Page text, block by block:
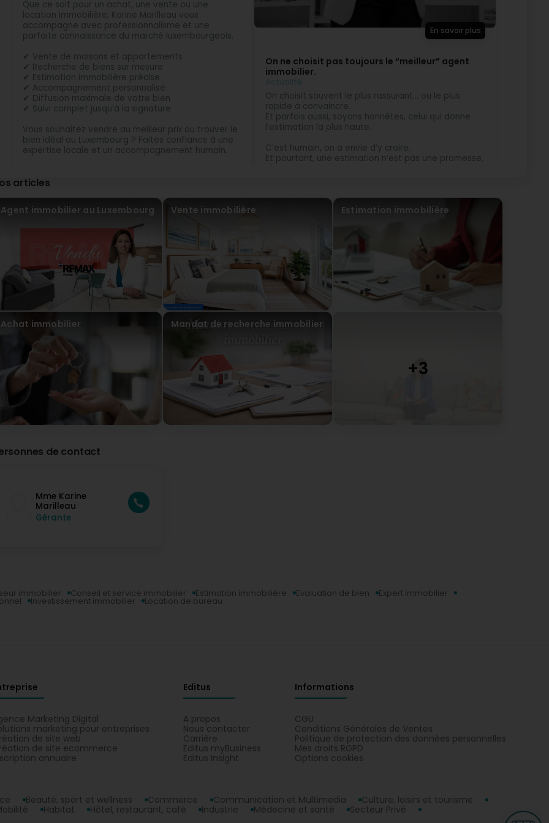
Merci beaucoup! Ce fut un plaisir de vous accompagner dans votre projet.
Basilia Mudzudzu
Karine is very professional and helpful. She is a great listener and is always ready to help. We didn’t actually
buy a property from her real estate, instead she helped us a lot when we had questions about legal matters
about the property we bought. I wish we had bought a property from their real estate. I highly recommend her.
Karine Marilleau – Agent immobilier REMAX au Luxembourg
Il y a 1 Année(s)
Thank you Basilia! I would have loved to help you find your home, but I’m glad I could assist you with the
process and offer the right advice. Thank you as well for sharing my contact with your friends!
Que ce soit pour un achat, une vente ou une
location immobilière, Karine Marilleau vous
accompagne avec professionnalisme et une
parfaite connaissance du marché luxembourgeois.
✔ Vente de maisons et appartements
✔ Recherche de biens sur mesure
✔ Estimation immobilière précise
✔ Accompagnement personnalisé
✔ Diffusion maximale de votre bien
✔ Suivi complet jusqu’à la signature
Vous souhaitez vendre au meilleur prix ou trouver le
bien idéal au Luxembourg ? Faites confiance à une
expertise locale et un accompagnement humain.
📞 Contactez Karine Marilleau pour concrétiser votre
#ImmobilierLuxembourg #AgentImmobilier
#VenteImmobilière #AchatImmobilier
#LocationLuxembourg #MaisonAVendre
#AppartementLuxembourg #EstimationImmobilière
#LuxembourgRealEstate
En savoir plus
On ne choisit pas toujours le “meilleur” agent
immobilier.
On choisit souvent le plus rassurant… ou le plus
rapide à convaincre.
Et parfois aussi, soyons honnêtes, celui qui donne
l’estimation la plus haute.
C’est humain, on a envie d’y croire.
Et pourtant, une estimation n’est pas une promesse,
c'est une stratégie.
donne tout :
- un accompagnement réel,
Pas juste une mise en ligne.
Pas juste quelques visites.
Je ne suis pas là pour “tenter” de vendre un bien.
Je suis là pour le vendre dans les meilleures
conditions possibles. Pour moi un mandat est un
engagement: lorsque je signe un mandat, je
satisfait à 200%.
Alors oui, parfois je passe à côté de certains projets.
C’est frustrant, surtout quand on sait ce que j'aurais
pu apporter.
Mais une chose est sûre :
vite la différence.
Studio à vendre à Hesperange
Actualité
Vous recherchez un studio à Hesperange, idéal
emplacement recherché, à proximité des
commerces, des transports et des principaux axes.
articles
Agent immobilier au Luxembourg Vente immobilière Estimation immobilière
Achat immobilier Mandat de recherche immobilier
de contact
Mme Karine
Marilleau
Gérante
immobilier Conseil et service immobilier Estimation immobilière Evaluation de bien Expert immobilier
Investissement immobilier Location de bureau
Marketing Digital
marketing pour entreprises
de site web
de site ecommerce
annuaire
Editus
A propos
Nous contacter
Carrière
Editus myBusiness
Editus Insight
Informations
CGU
Conditions Générales de Ventes
Politique de protection des données personnelles
Mes droits RGPD
Options cookies
Beauté, sport et wellness Commerce Communication et Multimedia
Culture, loisirs et tourisme
Habitat Hôtel, restaurant, café Industrie Médecine et santé Secteur Privé